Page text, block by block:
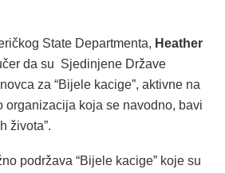
State Departmenta, Heather
da su Sjedinjene Države
za “Bijele kacige”, aktivne na
organizacija koja se navodno, bavi
života”.
podržava “Bijele kacige” koje su